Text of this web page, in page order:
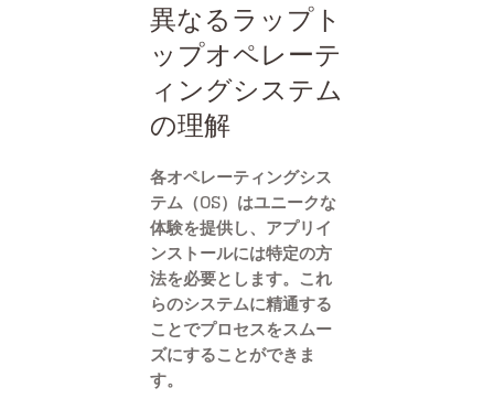
異なるラップト
ップオペレーテ
ィングシステム
の理解
各オペレーティングシス
テム（OS）はユニークな
体験を提供し、アプリイ
ンストールには特定の方
法を必要とします。これ
らのシステムに精通する
ことでプロセスをスムー
ズにすることができま
す。